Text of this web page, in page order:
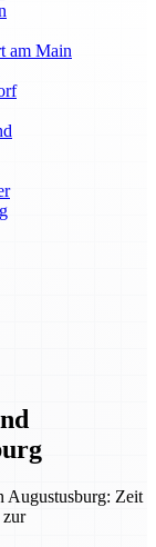
am Main
Augustusburg: Zeit
zur